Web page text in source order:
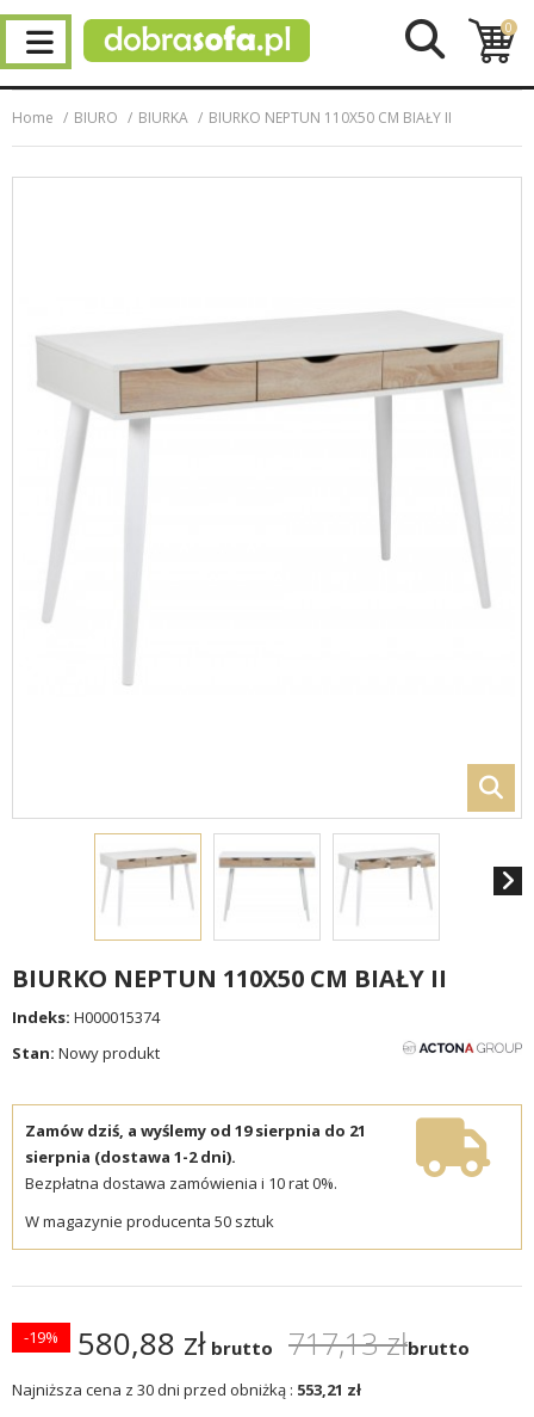
0
Home BIURO BIURKA BIURKO NEPTUN 110X50 CM BIAŁY II
BIURKO NEPTUN 110X50 CM BIAŁY II
Indeks: H000015374
Stan: Nowy produkt
Zamów dziś, a wyślemy od 19 sierpnia do 21
sierpnia (dostawa 1-2 dni).
Bezpłatna dostawa zamówienia i 10 rat 0%.
W magazynie producenta 50 sztuk
580,88 zł brutto 717,13 złbrutto
-19%
Najniższa cena z 30 dni przed obniżką : 553,21 zł